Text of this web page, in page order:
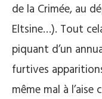
de la Crimée, au
Eltsine…). Tout
piquant d’un
furtives
même mal à